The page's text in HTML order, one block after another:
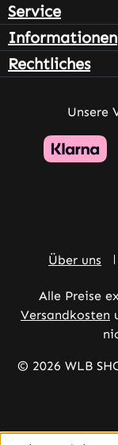
Service
Informationen
Rechtliches
Unsere
Über uns
Alle Preise
Versandkosten
© 2026 WLB